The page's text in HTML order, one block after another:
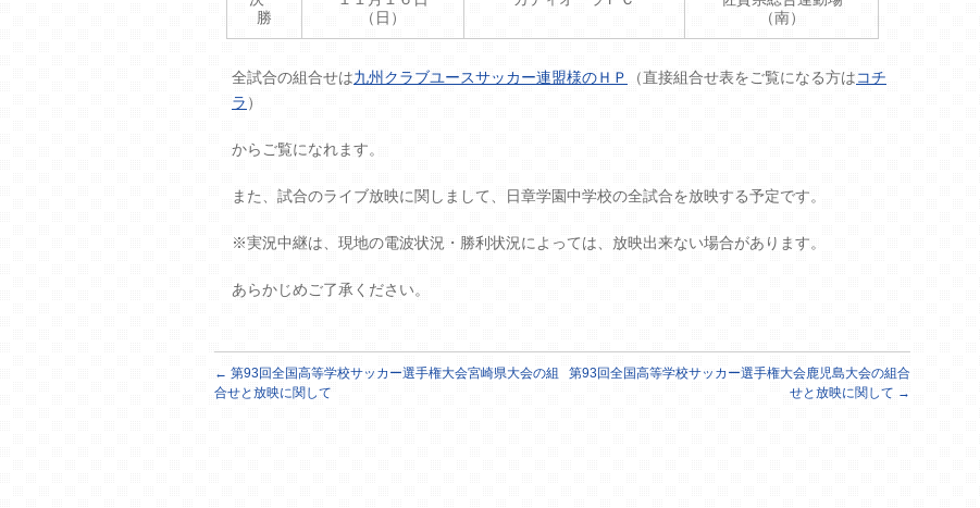
勝
（日）
（南）
全試合の組合せは九州クラブユースサッカー連盟様のＨＰ （直接組合せ表をご覧になる方はコチ
ラ ）
からご覧になれます。
また、試合のライブ放映に関しまして、日章学園中学校の全試合を放映する予定です。
※実況中継は、現地の電波状況・勝利状況によっては、放映出来ない場合があります。
あらかじめご了承ください。
← 第93回全国高等学校サッカー選手権大会宮崎県大会の組
合せと放映に関して
第93回全国高等学校サッカー選手権大会鹿児島大会の組合
せと放映に関して →